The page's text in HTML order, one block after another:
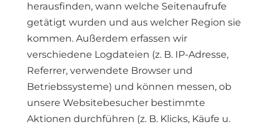
herausfinden, wann welche Seitenaufrufe
getätigt wurden und aus welcher Region sie
kommen. Außerdem erfassen wir
verschiedene Logdateien (z. B. IP-Adresse,
Referrer, verwendete Browser und
Betriebssysteme) und können messen, ob
unsere Websitebesucher bestimmte
Aktionen durchführen (z. B. Klicks, Käufe u.